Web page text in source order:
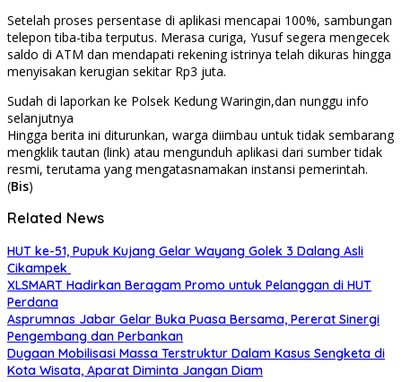
Setelah proses persentase di aplikasi mencapai 100%, sambungan
telepon tiba-tiba terputus. Merasa curiga, Yusuf segera mengecek
saldo di ATM dan mendapati rekening istrinya telah dikuras hingga
menyisakan kerugian sekitar Rp3 juta.
Sudah di laporkan ke Polsek Kedung Waringin,dan nunggu info
selanjutnya
Hingga berita ini diturunkan, warga diimbau untuk tidak sembarang
mengklik tautan (link) atau mengunduh aplikasi dari sumber tidak
resmi, terutama yang mengatasnamakan instansi pemerintah.
(Bis)
Related News
HUT ke-51, Pupuk Kujang Gelar Wayang Golek 3 Dalang Asli
Cikampek
XLSMART Hadirkan Beragam Promo untuk Pelanggan di HUT
Perdana
Asprumnas Jabar Gelar Buka Puasa Bersama, Pererat Sinergi
Pengembang dan Perbankan
Dugaan Mobilisasi Massa Terstruktur Dalam Kasus Sengketa di
Kota Wisata, Aparat Diminta Jangan Diam